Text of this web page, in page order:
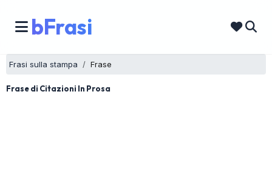
bFrasi
Frasi sulla stampa Frase
Frase di Citazioni In Prosa